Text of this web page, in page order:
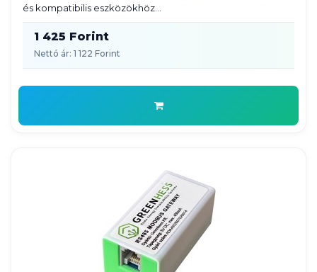
és kompatibilis eszközökhöz...
1 425 Forint
Nettó ár: 1 122 Forint